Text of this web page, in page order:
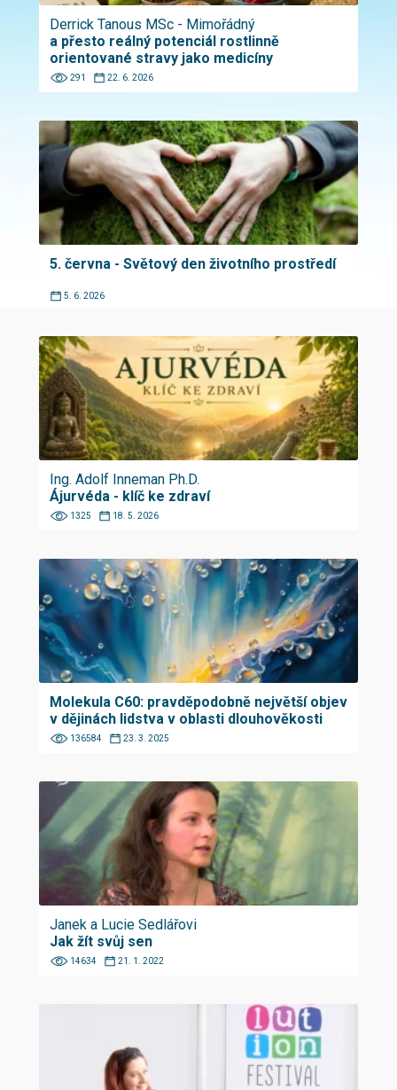
Derrick Tanous MSc - Mimořádný
a přesto reálný potenciál rostlinně
orientované stravy jako medicíny
291 22. 6. 2026
5. června - Světový den životního prostředí
5. 6. 2026
Ing. Adolf Inneman Ph.D.
Ájurvéda - klíč ke zdraví
1325 18. 5. 2026
Molekula C60: pravděpodobně největší objev
v dějinách lidstva v oblasti dlouhověkosti
136584 23. 3. 2025
Janek a Lucie Sedlářovi
Jak žít svůj sen
14634 21. 1. 2022